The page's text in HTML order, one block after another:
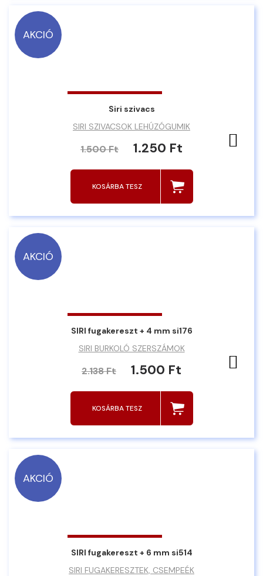
AKCIÓ
Siri szivacs
SIRI SZIVACSOK LEHÚZÓGUMIK
1.500 Ft 1.250 Ft
KOSÁRBA TESZ
AKCIÓ
SIRI fugakereszt + 4 mm si176
SIRI BURKOLÓ SZERSZÁMOK
2.138 Ft 1.500 Ft
KOSÁRBA TESZ
AKCIÓ
SIRI fugakereszt + 6 mm si514
SIRI FUGAKERESZTEK, CSEMPEÉK